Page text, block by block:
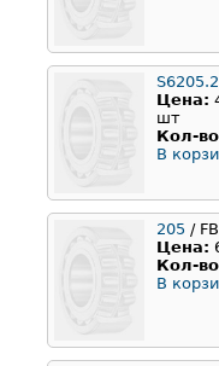
Цена:
шт
Кол-
В
205 /
Цена:
Кол-
В